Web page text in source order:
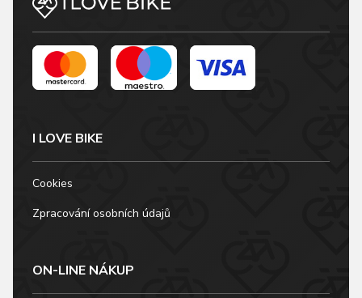
I LOVE BIKE
Cookies
Zpracování osobních údajů
ON-LINE NÁKUP